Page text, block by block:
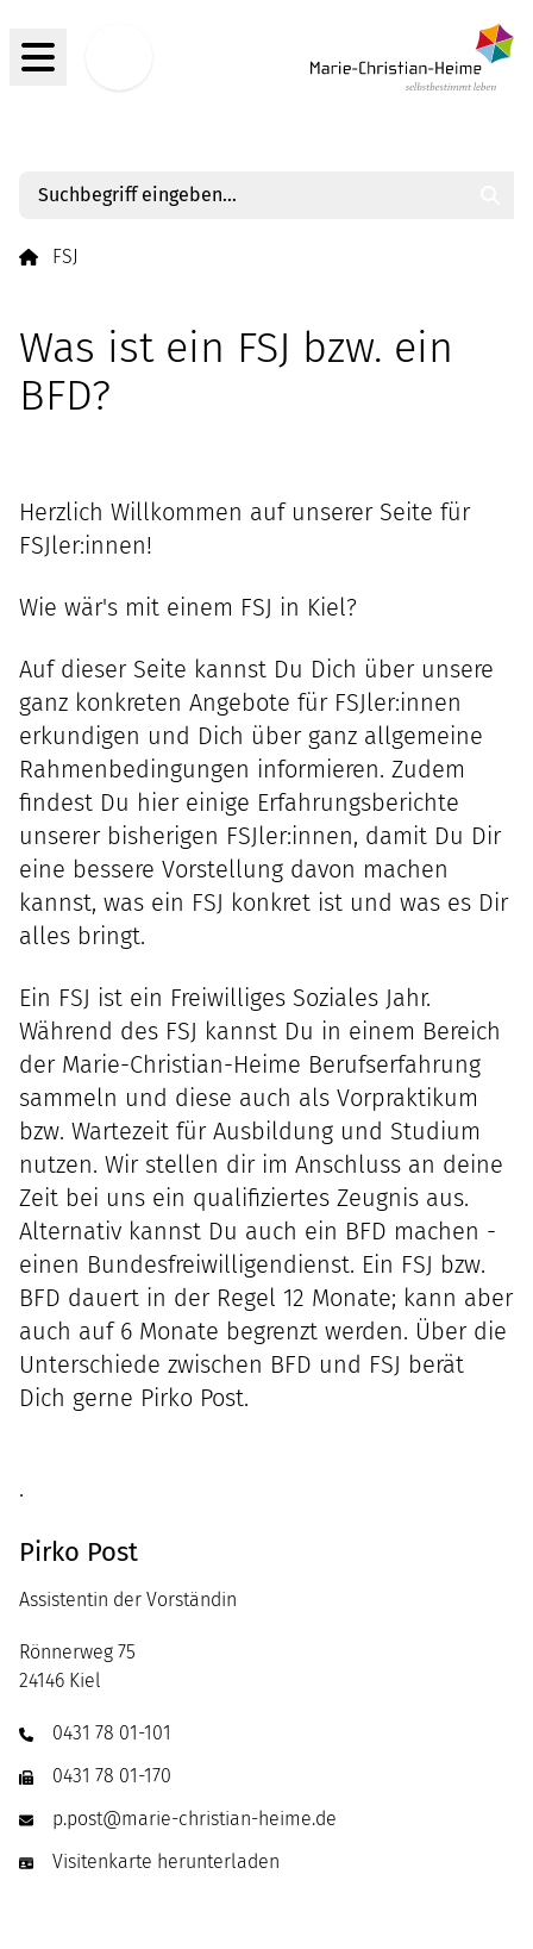
Menü
FSJ
Was ist ein FSJ bzw. ein
BFD?
Herzlich Willkommen auf unserer Seite für
FSJler:innen!
Wie wär's mit einem FSJ in Kiel?
Auf dieser Seite kannst Du Dich über unsere
ganz konkreten Angebote für FSJler:innen
erkundigen und Dich über ganz allgemeine
Rahmenbedingungen informieren. Zudem
findest Du hier einige Erfahrungsberichte
unserer bisherigen FSJler:innen, damit Du Dir
eine bessere Vorstellung davon machen
kannst, was ein FSJ konkret ist und was es Dir
alles bringt.
Ein FSJ ist ein Freiwilliges Soziales Jahr.
Während des FSJ kannst Du in einem Bereich
der Marie-Christian-Heime Berufserfahrung
sammeln und diese auch als Vorpraktikum
bzw. Wartezeit für Ausbildung und Studium
nutzen. Wir stellen dir im Anschluss an deine
Zeit bei uns ein qualifiziertes Zeugnis aus.
Alternativ kannst Du auch ein BFD machen -
einen Bundesfreiwilligendienst. Ein FSJ bzw.
BFD dauert in der Regel 12 Monate; kann aber
auch auf 6 Monate begrenzt werden. Über die
Unterschiede zwischen BFD und FSJ berät
Dich gerne Pirko Post.
.
Pirko Post
Assistentin der Vorständin
Rönnerweg 75
24146 Kiel
0431 78 01-101
0431 78 01-170
p.post@marie-christian-heime.de
Visitenkarte herunterladen